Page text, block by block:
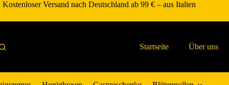
Kostenloser Versand nach Deutschland ab 99 € – aus Italien
Startseite Über uns